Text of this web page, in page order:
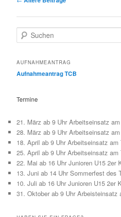
u
h
n
AUFNAHMEANTRAG
Aufnahmeantrag TCB
Termine
21. März ab 9 Uhr Arbeitseinsatz
28. März ab 9 Uhr Arbeitseinsatz
18. April ab 9 Uhr Arbeitseinsatz am
25. April ab 9 Uhr Arbeitseinsatz am
22. Mai ab 16 Uhr Junioren U15 2er
13. Juni ab 14 Uhr Sommerfest des
10. Juli ab 16 Uhr Junioren U15 2er
31. Oktober ab 9 Uhr Arbeisteinsatz